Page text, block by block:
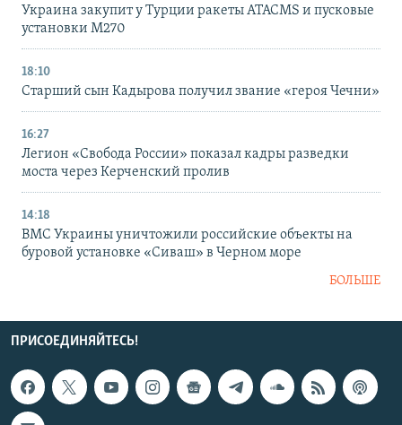
Украина закупит у Турции ракеты ATACMS и пусковые
установки M270
18:10
Старший сын Кадырова получил звание «героя Чечни»
16:27
Легион «Свобода России» показал кадры разведки
моста через Керченский пролив
14:18
ВМС Украины уничтожили российские объекты на
буровой установке «Сиваш» в Черном море
БОЛЬШЕ
ПРИСОЕДИНЯЙТЕСЬ!